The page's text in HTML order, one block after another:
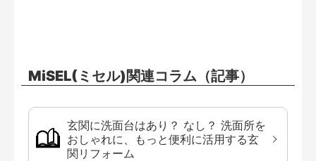
MiSEL(ミセル)関連コラム（記事）
玄関に洗面台はあり？ なし？ 洗面所を
おしゃれに、もっと便利に活用する玄
関リフォーム